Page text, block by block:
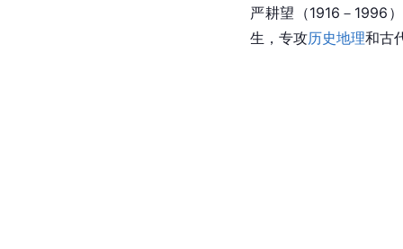
严耕望（1916－1996
生，专攻历史地理和古